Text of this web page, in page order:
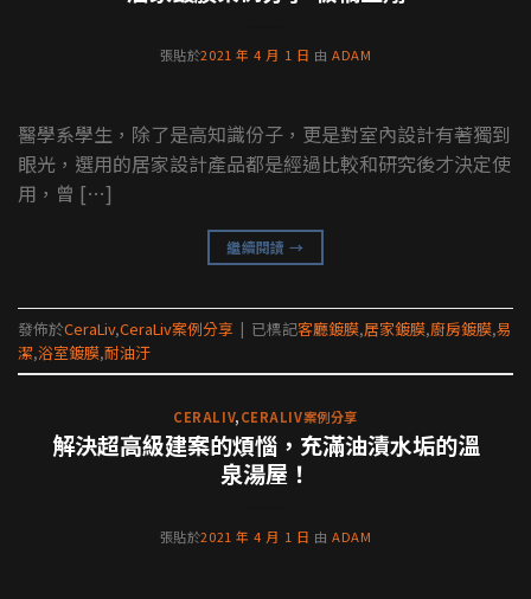
張貼於2021 年 4 月 1 日 由 ADAM
醫學系學生，除了是高知識份子，更是對室內設計有著獨到
眼光，選用的居家設計產品都是經過比較和研究後才決定使
用，曾 […]
繼續閱讀→
發佈於CeraLiv,CeraLiv案例分享 | 已標記客廳鍍膜,居家鍍膜,廚房鍍膜,易
潔,浴室鍍膜,耐油汙
CERALIV,CERALIV案例分享
解決超高級建案的煩惱，充滿油漬水垢的溫
泉湯屋！
張貼於2021 年 4 月 1 日 由 ADAM